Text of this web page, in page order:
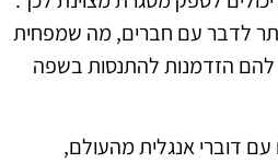
לדבר עם חברים, מה שמפחית
להם הזדמנות להתנסות בשפה
עם דוברי אנגלית מהעולם,